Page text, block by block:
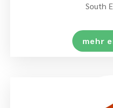
South
mehr